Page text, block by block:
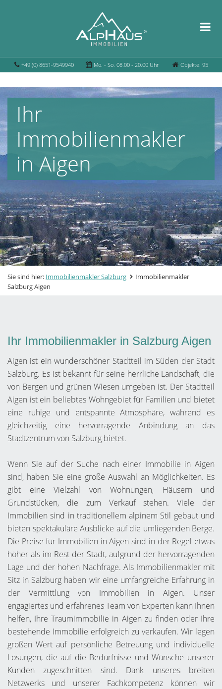
+49 (0) 8651-9549940 Mo. - So. 08.00 - 20.00 Uhr Objekte: 95
Ihr
Immobilienmakler
in Aigen
Sie sind hier: Immobilienmakler Salzburg
Immobilienmakler
Salzburg Aigen
Ihr Immobilienmakler in Salzburg Aigen
Aigen ist ein wunderschöner Stadtteil im Süden der Stadt
Salzburg. Es ist bekannt für seine herrliche Landschaft, die
von Bergen und grünen Wiesen umgeben ist. Der Stadtteil
Aigen ist ein beliebtes Wohngebiet für Familien und bietet
eine ruhige und entspannte Atmosphäre, während es
gleichzeitig eine hervorragende Anbindung an das
Stadtzentrum von Salzburg bietet.
Wenn Sie auf der Suche nach einer Immobilie in Aigen
sind, haben Sie eine große Auswahl an Möglichkeiten. Es
gibt eine Vielzahl von Wohnungen, Häusern und
Grundstücken, die zum Verkauf stehen. Viele der
Immobilien sind in traditionellem alpinem Stil gebaut und
bieten spektakuläre Ausblicke auf die umliegenden Berge.
Die Preise für Immobilien in Aigen sind in der Regel etwas
höher als im Rest der Stadt, aufgrund der hervorragenden
Lage und der hohen Nachfrage. Als Immobilienmakler mit
Sitz in Salzburg haben wir eine umfangreiche Erfahrung in
der Vermittlung von Immobilien in Aigen. Unser
engagiertes und erfahrenes Team von Experten kann Ihnen
helfen, Ihre Traumimmobilie in Aigen zu finden oder Ihre
bestehende Immobilie erfolgreich zu verkaufen. Wir legen
großen Wert auf persönliche Betreuung und individuelle
Lösungen, die auf die Bedürfnisse und Wünsche unserer
Kunden zugeschnitten sind. Dank unseres breiten
Netzwerks und unserer Fachkompetenz können wir